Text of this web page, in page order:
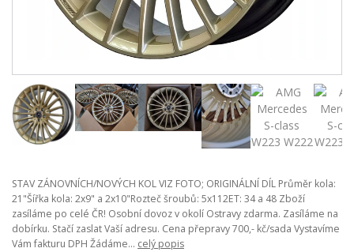
STAV ZÁNOVNÍCH/NOVÝCH KOL VIZ FOTO; ORIGINÁLNÍ DÍL Průměr kola:
21"Šířka kola: 2x9" a 2x10"Rozteč šroubů: 5x112ET: 34 a 48 Zboží
zasíláme po celé ČR! Osobní dovoz v okolí Ostravy zdarma. Zasíláme na
dobírku. Stačí zaslat Vaší adresu. Cena přepravy 700,- kč/sada Vystavíme
Vám fakturu DPH Žádáme... celý popis